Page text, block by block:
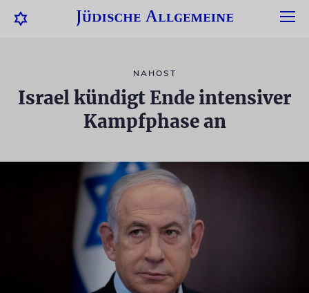
NAHOST
Israel kündigt Ende intensiver
Kampfphase an